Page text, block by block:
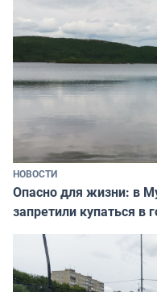
НОВОСТИ
Опасно для жизни: в
запретили купаться в